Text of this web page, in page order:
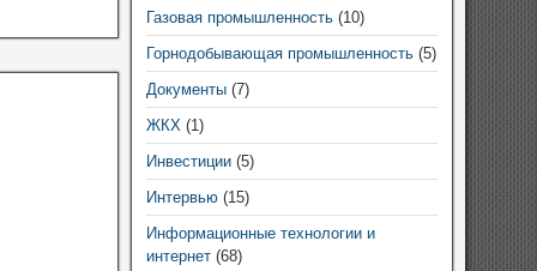
Газовая промышленность(10)
Горнодобывающая промышленность(5)
Документы(7)
ЖКХ(1)
Инвестиции(5)
Интервью(15)
Информационные технологии и
интернет(68)